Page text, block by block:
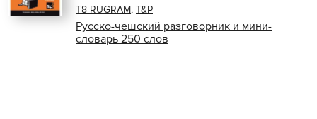
Русско-чешский разговорник и мини-
словарь 250 слов
Т8 RUGRAM, T&P